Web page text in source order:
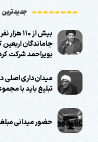
جدیدترین
بیش از ۱۱۰
جاماندگان اربعین
بویراحمد شرکت
میدان‌داری اصلی
تبلیغ باید با
حضور میدانی